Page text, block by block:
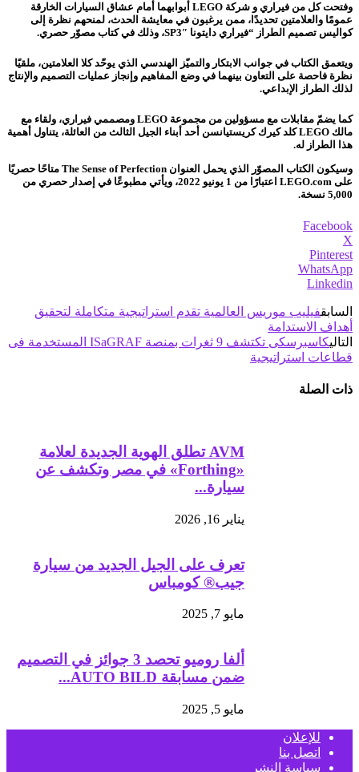
وفتحت كل من فيراري و شركة LEGO أبوابهما أمام عشاق السيارات الخارقة
عمومًا والعلامتين تحديدًا، ممن يرغبون في معايشة الحدث، لمنحهم نظرة إلى
كواليس تصميم الطراز “فيراري دايتونا SP3″، وذلك في كتاب مصوّر حصري.
ويتعمق الكتاب في جوانب الابتكار والتميّز الهندسي الذي يوحّد كلا العلامتين، ملقيًا
نظرة فاحصة على التعاون بينهما في وضع المفاهيم وإنجاز عمليات التصميم والإنتاج
لذلك الطراز الإبداعي.
كما يضمّ مقابلات مع مسؤولين من مجموعة LEGO ومصممي فيراري، ولقاء مع
مالك LEGO كلد كيرك كريستيانسن أحد أبناء الجيل الثالث من العائلة، يتناول أهمية
هذا الطراز له.
وسيكون الكتاب المصوّر الذي يحمل العنوان The Sense of Perfection متاحًا حصريًا
على LEGO.com اعتبارًا من 1 يونيو 2022، ويأتي مطبوعًا في إصدار حصري من
5,000 نسخة.
Facebook
X
Pinterest
WhatsApp
Linkedin
السابقفيليب موريس العالمية تقدم استراتيجية متكاملة لتحقيق
أهداف الاستدامة
التالي
كاسبرسكى تكتشف 9 ثغرات بمنصة ISaGRAF المستخدمة فى
قطاعات استراتيجية
ذات الصلة
AVM تطلق الهوية الجديدة لعلامة
«Forthing» في مصر وتكشف عن
سيارة...
يناير 16, 2026
تعرف على الجيل الجديد من سيارة
جيب®️ كومباس
مايو 7, 2025
ألفا روميو تحصد 3 جوائز في التصميم
ضمن مسابقة AUTO BILD...
مايو 5, 2025
للإعلان
اتصل بنا
سياسة النشر